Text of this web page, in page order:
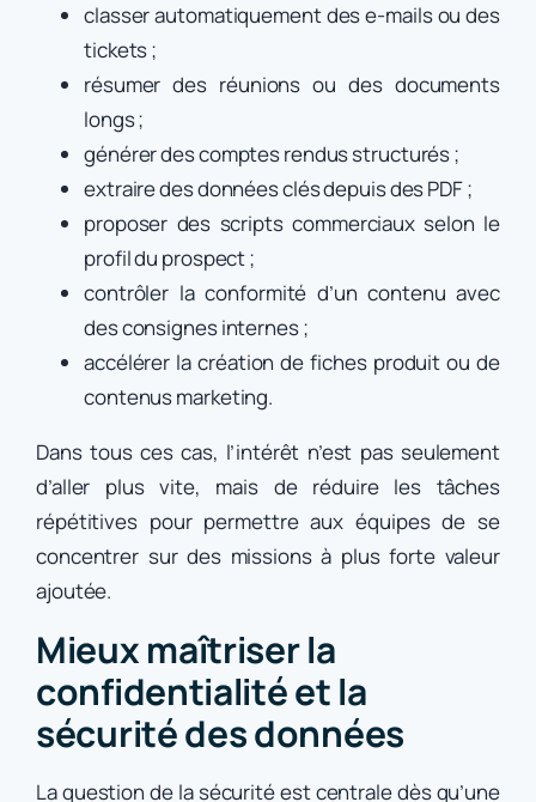
classer automatiquement des e-mails ou des
tickets ;
résumer des réunions ou des documents
longs ;
générer des comptes rendus structurés ;
extraire des données clés depuis des PDF ;
proposer des scripts commerciaux selon le
profil du prospect ;
contrôler la conformité d’un contenu avec
des consignes internes ;
accélérer la création de fiches produit ou de
contenus marketing.
Dans tous ces cas, l’intérêt n’est pas seulement
d’aller plus vite, mais de réduire les tâches
répétitives pour permettre aux équipes de se
concentrer sur des missions à plus forte valeur
ajoutée.
Mieux maîtriser la
confidentialité et la
sécurité des données
La question de la sécurité est centrale dès qu’une